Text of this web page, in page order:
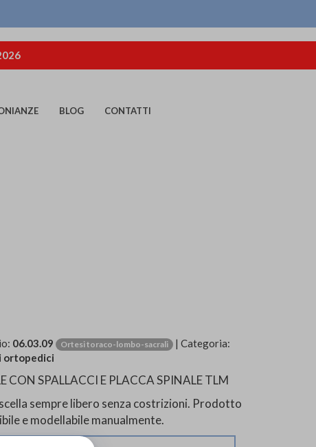
BLOG CONTATTI
06.03.09 Ortesi toraco-lombo-sacrali
| Categoria:
ortopedici
SPALLACCI E PLACCA SPINALE TLM
sempre libero senza costrizioni. Prodotto
e modellabile manualmente.